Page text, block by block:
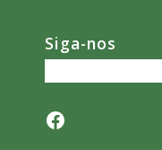
Siga-nos
Facebook